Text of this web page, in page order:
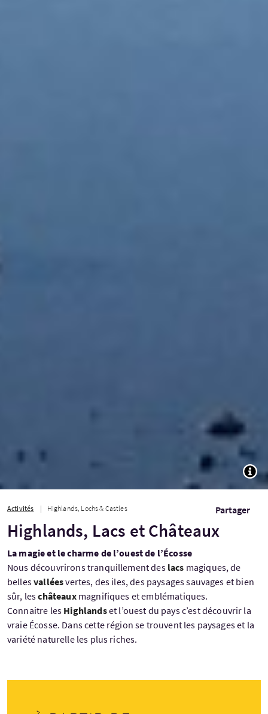
Activités Highlands, Lochs & Castles Partager
Highlands, Lacs et Châteaux
La magie et le charme de l’ouest de l’Écosse
Nous découvrirons tranquillement des lacs magiques, de
bellesvalléesvertes, des iles, des paysages sauvages et bien
sûr, leschâteauxmagnifiques et emblématiques.
Connaitre les Highlandset l’ouest du pays c’est découvrir la
vraie Écosse. Dans cette région se trouvent les paysages et la
variété naturelle les plus riches.